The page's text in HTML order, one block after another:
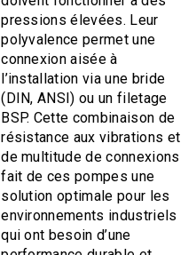
pressions élevées. Leur
polyvalence permet une
connexion aisée à
l’installation via une bride
(DIN, ANSI) ou un filetage
BSP. Cette combinaison de
résistance aux vibrations et
de multitude de connexions
fait de ces pompes une
solution optimale pour les
environnements industriels
qui ont besoin d’une